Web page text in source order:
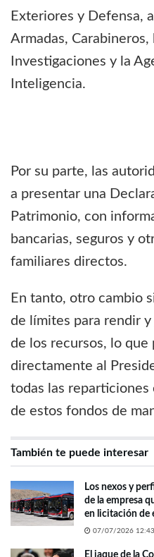
Exteriores y Defensa,
Armadas, Carabineros,
Investigaciones y la
Inteligencia.
Por su parte, las
a presentar una
Patrimonio, con
bancarias, seguros y
familiares directos.
En tanto, otro cambio
de límites para rendir
de los recursos, lo
directamente al
todas las reparticiones
de estos fondos de
También te puede interesar
Los nexos y
de la empresa
en licitación de
07/07/2026
El jaque de la